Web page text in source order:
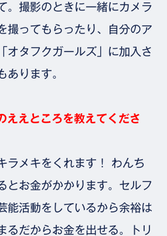
。撮影のときに一緒にカメラ
撮ってもらったり、自分のア
オタフクガールズ」に加入さ
あります。
えところを教えてくださ
ラメキをくれます！ わんち
とお金がかかります。セルフ
能活動をしているから余裕は
るだからお金を出せる。トリ